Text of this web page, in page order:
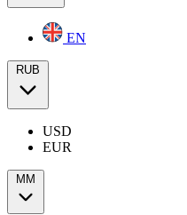
EN
RUB
USD
EUR
ММ